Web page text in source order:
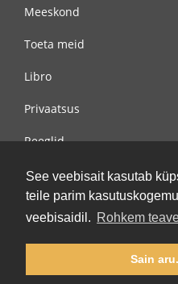
See veebisait kasutab
teile parim
veebisaidil. Rohkem
Sain aru.
Meeskond
Toeta meid
Libro
Privaatsus
Reeglid
Võta meiega ühendust
© 2002-2026